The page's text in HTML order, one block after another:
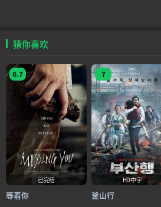
猜你喜欢
6.7
已完结
等着你
7
HD中字
釜山行